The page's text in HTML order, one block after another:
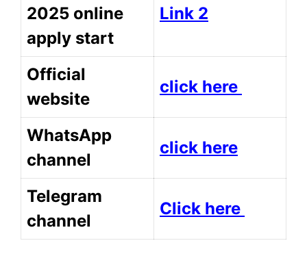
2025 online
apply start
Link 2
Official
website
click here
WhatsApp
channel
click here
Telegram
channel
Click here